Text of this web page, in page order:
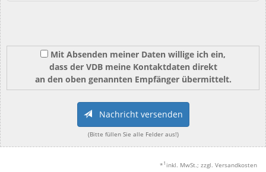
Mit Absenden meiner Daten willige ich ein,
dass der VDB meine Kontaktdaten direkt
an den oben genannten Empfänger übermittelt.
Nachricht versenden
(Bitte füllen Sie alle Felder aus!)
* 1 inkl. MwSt.; zzgl. Versandkosten